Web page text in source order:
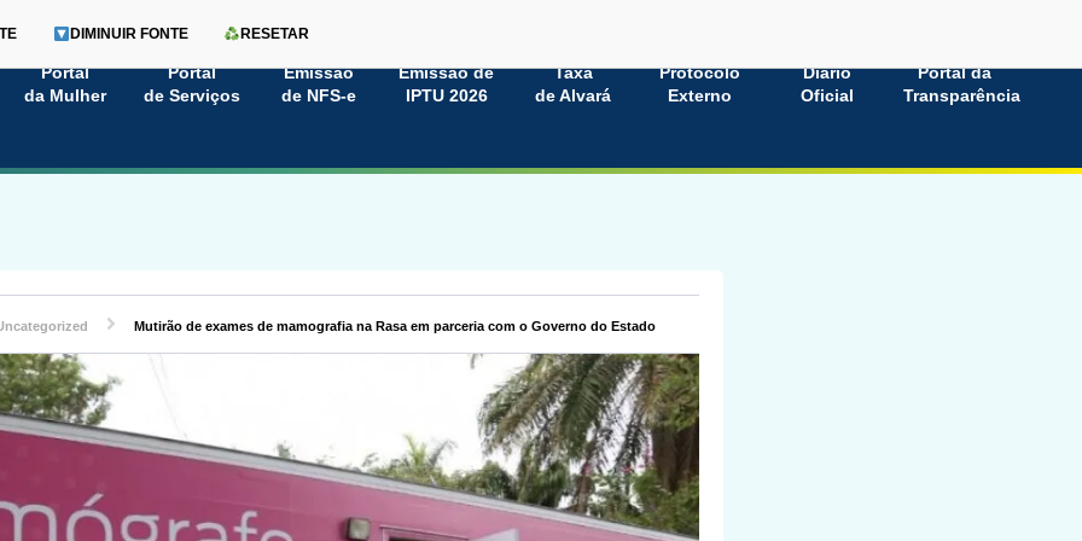
Portal
da Mulher
Portal
de Serviços
Emissão
de NFS-e
Emissão de
IPTU 2026
Taxa
de Alvará
Protocolo
Externo
Diário
Oficial
Portal da
Transparência
DIMINUIR FONTE RESETAR
Mutirão de exames de mamografia na Rasa em parceria com o Governo do Estado